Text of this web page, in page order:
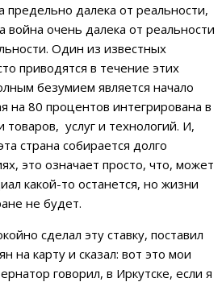
предельно далека от реальности,
война очень далека от реальности
Один из известных
приводятся в течение этих
безумием является начало
на 80 процентов интегрирована в
услуг и технологий. И,
страна собирается долго
это означает просто, что, может
какой-то останется, но жизни
не будет.
сделал эту ставку, поставил
на карту и сказал: вот это мои
говорил, в Иркутске, если я